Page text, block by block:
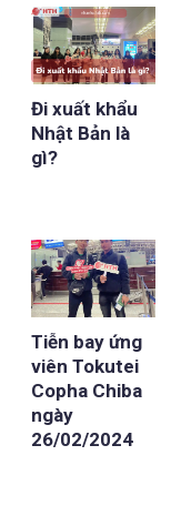
Đi xuất khẩu
Nhật Bản là
gì?
Tiễn bay ứng
viên Tokutei
Copha Chiba
ngày
26/02/2024